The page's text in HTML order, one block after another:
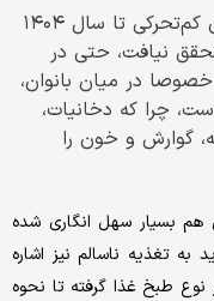
بر اساس برنامه‌ریزی ملی، قرار بود میزان کم‌تحرکی تا سال ۱۴۰۴
نیافت، حتی در
در میان بانوان،
چرا که دخانیات،
گوارش و خون را
بسیار سهل انگاری شده
به تغذیه ناسالم نیز اشاره
نوع طبخ غذا گرفته تا نحوه